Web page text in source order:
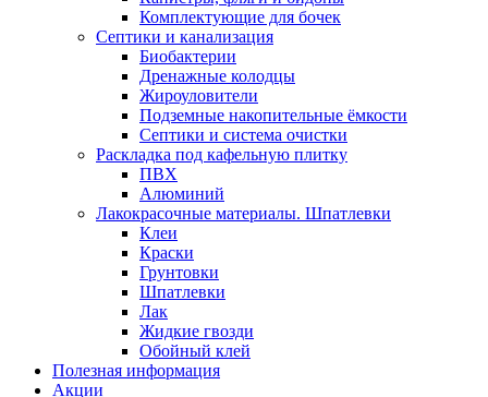
Комплектующие для бочек
Септики и канализация
Биобактерии
Дренажные колодцы
Жироуловители
Подземные накопительные ёмкости
Септики и система очистки
Раскладка под кафельную плитку
ПВХ
Алюминий
Лакокрасочные материалы. Шпатлевки
Клеи
Краски
Грунтовки
Шпатлевки
Лак
Жидкие гвозди
Обойный клей
Полезная информация
Акции